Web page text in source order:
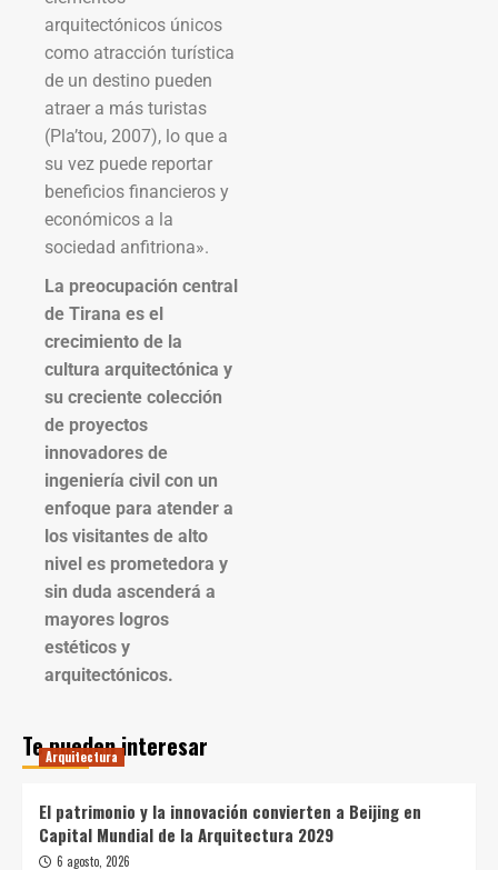
arquitectónicos únicos
como atracción turística
de un destino pueden
atraer a más turistas
(Pla’tou, 2007), lo que a
su vez puede reportar
beneficios financieros y
económicos a la
sociedad anfitriona».
La preocupación central
de Tirana es el
crecimiento de la
cultura arquitectónica y
su creciente colección
de proyectos
innovadores de
ingeniería civil con un
enfoque para atender a
los visitantes de alto
nivel es prometedora y
sin duda ascenderá a
mayores logros
estéticos y
arquitectónicos.
Te pueden interesar
Arquitectura
El patrimonio y la innovación convierten a Beijing en
Capital Mundial de la Arquitectura 2029
6 agosto, 2026